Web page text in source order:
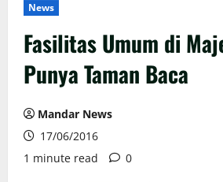
News
Fasilitas Umum di
Punya Taman Baca
Mandar News
17/06/2016
1 minute read
0